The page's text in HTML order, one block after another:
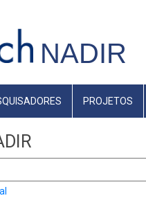
NADIR
PROJETOS